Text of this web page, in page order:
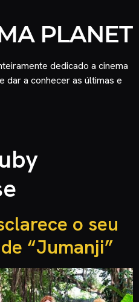
dedicado a cinema
dar a conhecer as últimas e
o seu
“Jumanji”